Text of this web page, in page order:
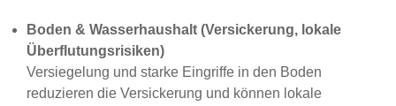
Boden & Wasserhaushalt (Versickerung, lokale
Überflutungsrisiken)
Versiegelung und starke Eingriffe in den Boden
reduzieren die Versickerung und können lokale